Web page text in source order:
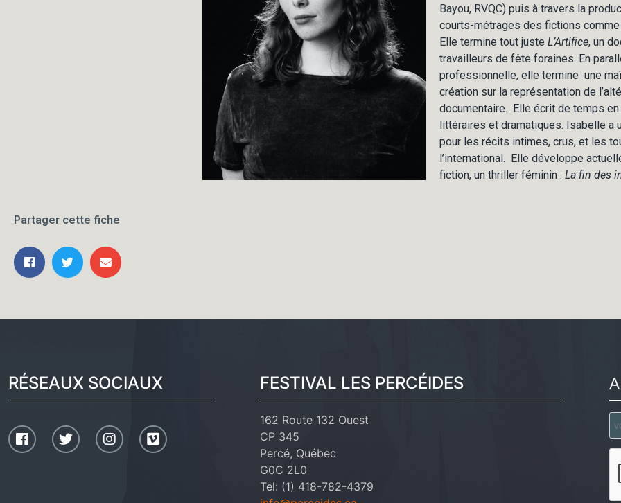
Bayou, RVQC) puis à travers la
courts-métrages des fictions
Elle termine tout juste L’Artifice, un
travailleurs de fête foraines. En
professionnelle, elle termine une
création sur la représentation de
documentaire. Elle écrit de temps
littéraires et dramatiques. Isabelle a
pour les récits intimes, crus, et les
l’international. Elle développe
fiction, un thriller féminin : La fin des
Partager cette fiche
RÉSEAUX SOCIAUX FESTIVAL LES PERCÉIDES
162 Route 132 Ouest
CP 345
Percé, Québec
G0C 2L0
Tel: (1) 418-782-4379